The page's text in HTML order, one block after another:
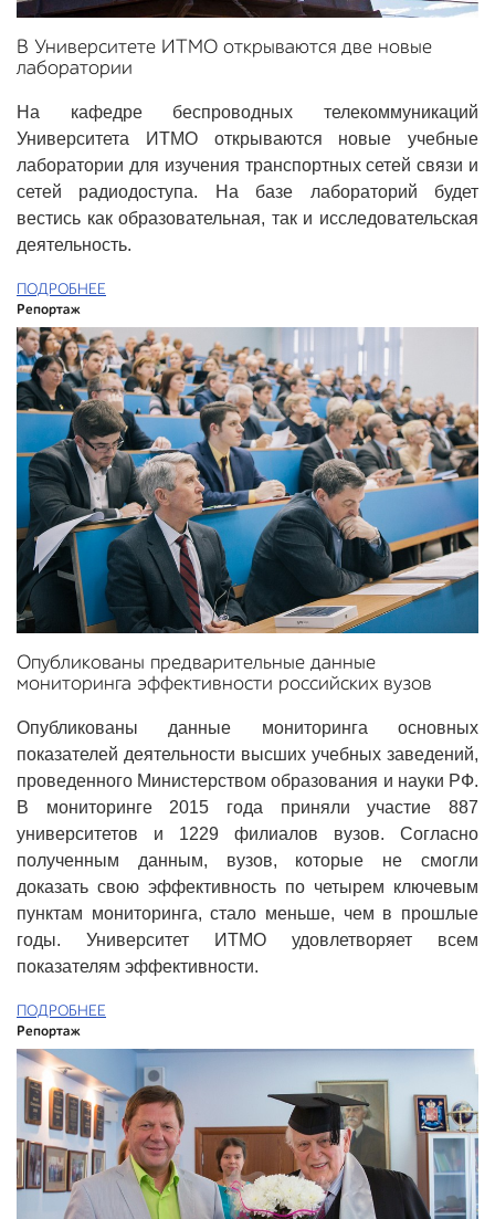
В Университете ИТМО открываются две новые
лаборатории
На кафедре беспроводных телекоммуникаций
Университета ИТМО открываются новые учебные
лаборатории для изучения транспортных сетей связи и
сетей радиодоступа. На базе лабораторий будет
вестись как образовательная, так и исследовательская
деятельность.
ПОДРОБНЕЕ
Репортаж
Опубликованы предварительные данные
мониторинга эффективности российских вузов
Опубликованы данные мониторинга основных
показателей деятельности высших учебных заведений,
проведенного Министерством образования и науки РФ.
В мониторинге 2015 года приняли участие 887
университетов и 1229 филиалов вузов. Согласно
полученным данным, вузов, которые не смогли
доказать свою эффективность по четырем ключевым
пунктам мониторинга, стало меньше, чем в прошлые
годы. Университет ИТМО удовлетворяет всем
показателям эффективности.
ПОДРОБНЕЕ
Репортаж